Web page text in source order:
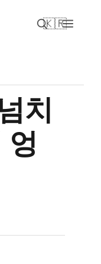
🇰🇷
치
엉